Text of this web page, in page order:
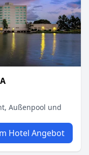
Außenpool und
Hotel Angebot